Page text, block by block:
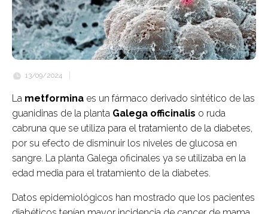
13/09/2024
La metformina es un fármaco derivado sintético de las
guanidinas de la planta Galega officinalis o ruda
cabruna que se utiliza para el tratamiento de la diabetes,
por su efecto de disminuir los niveles de glucosa en
sangre. La planta Galega oficinales ya se utilizaba en la
edad media para el tratamiento de la diabetes.
Datos epidemiológicos han mostrado que los pacientes